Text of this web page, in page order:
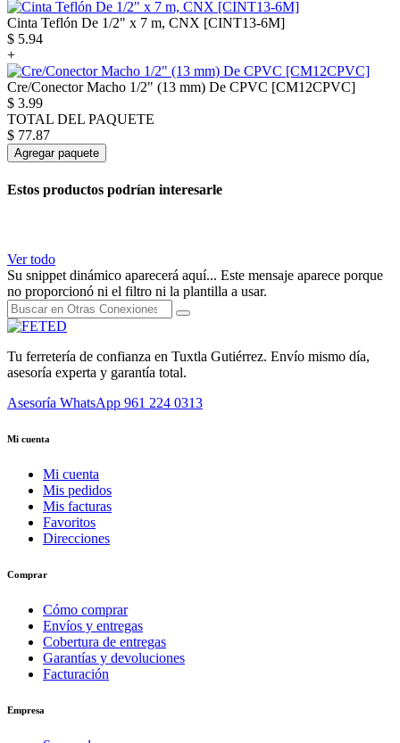
Cinta Teflón De 1/2" x 7 m, CNX [CINT13-6M]
$ 5.94
+
Cre/Conector Macho 1/2" (13 mm) De CPVC [CM12CPVC]
$ 3.99
TOTAL DEL PAQUETE
$ 77.87
Agregar paquete
Estos productos podrían interesarle
Ver todo
Su snippet dinámico aparecerá aquí... Este mensaje aparece porque
no proporcionó ni el filtro ni la plantilla a usar.
Tu ferretería de confianza en Tuxtla Gutiérrez. Envío mismo día,
asesoría experta y garantía total.
Asesoría WhatsApp 961 224 0313
Mi cuenta
Mi cuenta
Mis pedidos
Mis facturas
Favoritos
Direcciones
Comprar
Cómo comprar
Envíos y entregas
Cobertura de entregas
Garantías y devoluciones
Facturación
Empresa